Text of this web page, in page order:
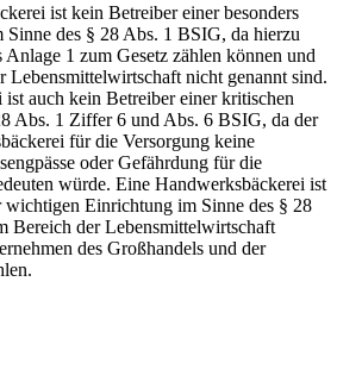
ist kein Betreiber einer besonders
des § 28 Abs. 1 BSIG, da hierzu
1 zum Gesetz zählen können und
Lebensmittelwirtschaft nicht genannt sind.
auch kein Betreiber einer kritischen
Abs. 1 Ziffer 6 und Abs. 6 BSIG, da der
für die Versorgung keine
oder Gefährdung für die
würde. Eine Handwerksbäckerei ist
wichtigen Einrichtung im Sinne des § 28
Bereich der Lebensmittelwirtschaft
des Großhandels und der